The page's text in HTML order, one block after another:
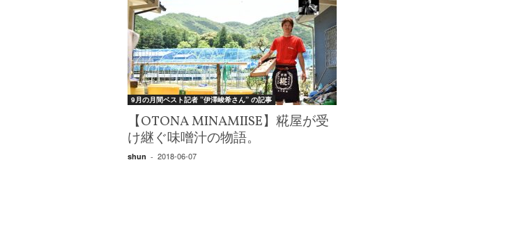
9月の月間ベスト記者 ”伊澤峻希さん” の記事
【OTONA MINAMIISE】糀屋が受
け継ぐ味噌汁の物語。
shun - 2018-06-07